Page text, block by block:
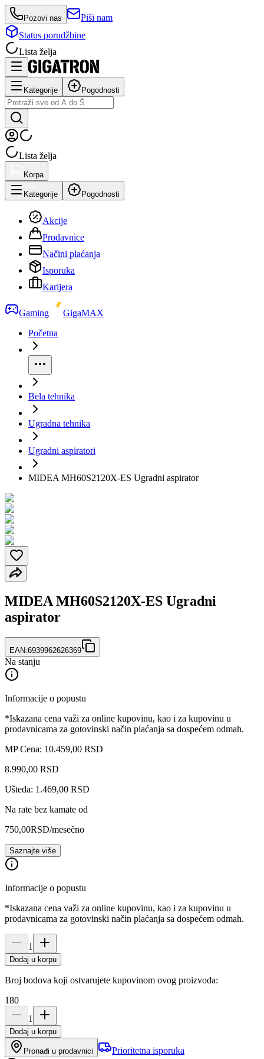
Pozovi nas
Piši nam
Status porudžbine
Lista želja
Kategorije Pogodnosti
Lista želja
Korpa
Kategorije Pogodnosti
Akcije
Prodavnice
Načini plaćanja
Isporuka
Karijera
Gaming
GigaMAX
Početna
Bela tehnika
Ugradna tehnika
Ugradni aspiratori
MIDEA MH60S2120X-ES Ugradni aspirator
MIDEA MH60S2120X-ES Ugradni
aspirator
EAN:6939962626369
Na stanju
Informacije o popustu
*Iskazana cena važi za online kupovinu, kao i za kupovinu u
prodavnicama za gotovinski način plaćanja sa dospećem odmah.
MP Cena: 10.459,00 RSD
8.990,00 RSD
Ušteda: 1.469,00 RSD
Na rate bez kamate od
750,00RSD/mesečno
Saznajte više
Informacije o popustu
*Iskazana cena važi za online kupovinu, kao i za kupovinu u
prodavnicama za gotovinski način plaćanja sa dospećem odmah.
1
Dodaj u korpu
Broj bodova koji ostvarujete kupovinom ovog proizvoda:
180
1
Dodaj u korpu
Pronađi u prodavnici Prioritetna isporuka